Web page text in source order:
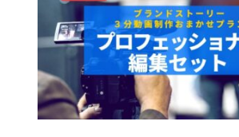
お買い物カゴに追加 /